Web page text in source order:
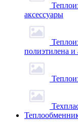
аксессуары
полиэтилена и